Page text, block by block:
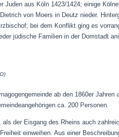
Juden aus Köln 1423/1424; einige
von Moers in Deutz nieder.
bei dem Konflikt ging es
jüdische Familien in der Domstadt
ab den 1860er Jahren
ca. 200 Personen.
der Eisgang des Rheins auch
einweihen. Aus einer